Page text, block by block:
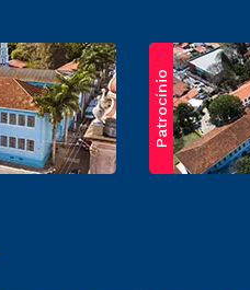
Patrocínio